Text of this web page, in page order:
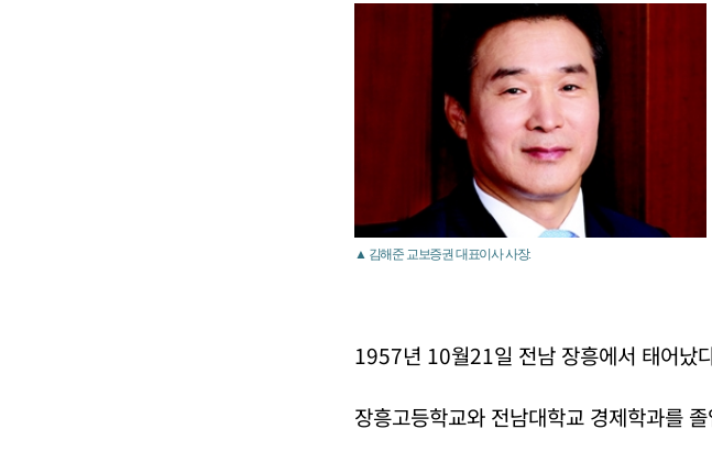
▲ 김해준 교보증권 대표이사 사장.
1957년 10월21일 전남 장흥에서 태어났
장흥고등학교와 전남대학교 경제학과를